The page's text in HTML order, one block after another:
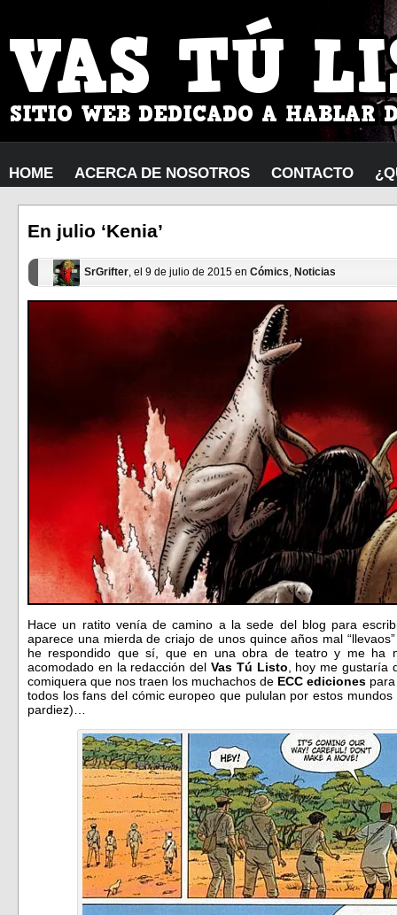
HOME ACERCA DE NOSOTROS CONTACTO
En julio ‘Kenia’
SrGrifter, el 9 de julio de 2015 en Cómics, Noticias
Hace un ratito venía de camino a la sede del blog para
aparece una mierda de criajo de unos quince años mal
he respondido que sí, que en una obra de teatro y me ha
acomodado en la redacción delVas Tú Listo , hoy me gustaría
comiquera que nos traen los muchachos de ECC ediciones
todos los fans del cómic europeo que pululan por estos
pardiez)…